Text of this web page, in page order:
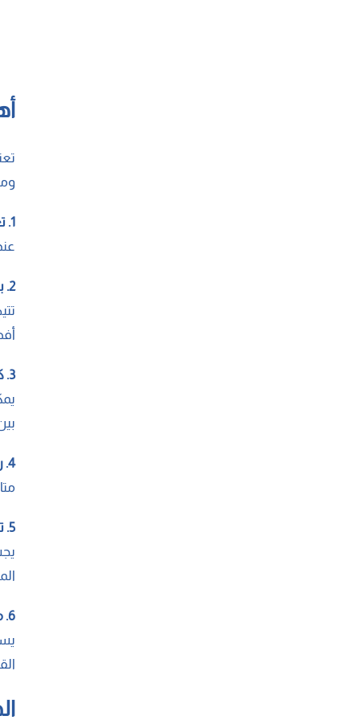
1. تعزيز شعور الطالب بالأمان
2. بناء الثقة بين الطرفين
3. كشف المشكلات التعليمية بشكل سريع
4. رفع شعور الطالب بالفخر والاعتزاز
5. تدخل إيجابي من أولياء الأمور
6. معرفة نقاط القوة والضعف